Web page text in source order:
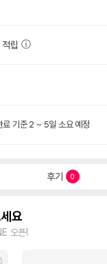
적립
료 기준 2 ~ 5일 소요 예정
후기 0
요
오픈!